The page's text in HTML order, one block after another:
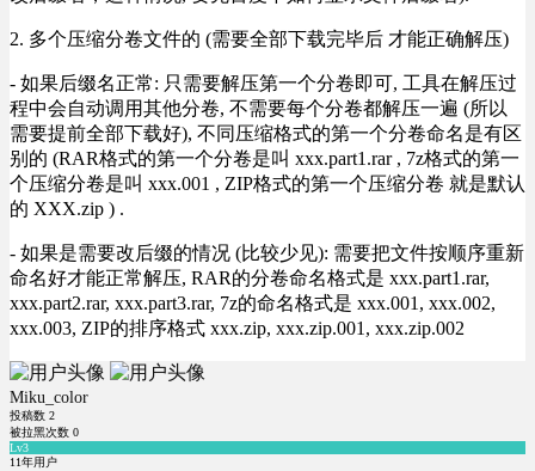
2. 多个压缩分卷文件的 (需要全部下载完毕后 才能正确解压)
- 如果后缀名正常: 只需要解压第一个分卷即可, 工具在解压过
程中会自动调用其他分卷, 不需要每个分卷都解压一遍 (所以
需要提前全部下载好), 不同压缩格式的第一个分卷命名是有区
别的 (RAR格式的第一个分卷是叫 xxx.part1.rar , 7z格式的第一
个压缩分卷是叫 xxx.001 , ZIP格式的第一个压缩分卷 就是默认
的 XXX.zip ) .
- 如果是需要改后缀的情况 (比较少见): 需要把文件按顺序重新
命名好才能正常解压, RAR的分卷命名格式是 xxx.part1.rar,
xxx.part2.rar, xxx.part3.rar, 7z的命名格式是 xxx.001, xxx.002,
xxx.003, ZIP的排序格式 xxx.zip, xxx.zip.001, xxx.zip.002
Miku_color
投稿数 2
被拉黑次数 0
Lv3
11年用户